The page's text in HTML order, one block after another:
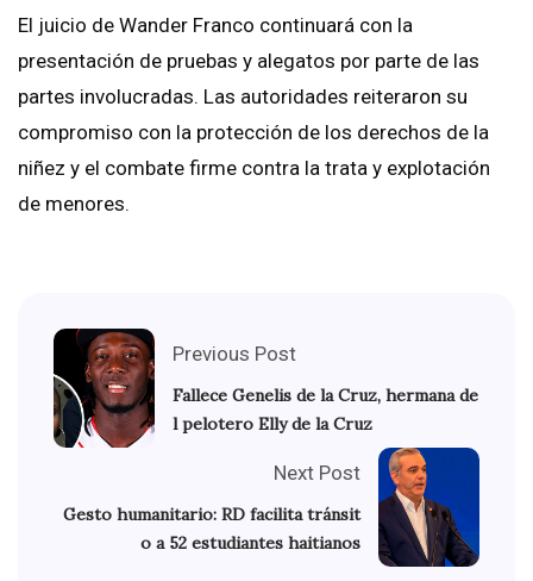
El juicio de Wander Franco continuará con la
presentación de pruebas y alegatos por parte de las
partes involucradas. Las autoridades reiteraron su
compromiso con la protección de los derechos de la
niñez y el combate firme contra la trata y explotación
de menores.
Previous Post
Fallece Genelis de la Cruz, hermana de
l pelotero Elly de la Cruz
Next Post
Gesto humanitario: RD facilita tránsit
o a 52 estudiantes haitianos